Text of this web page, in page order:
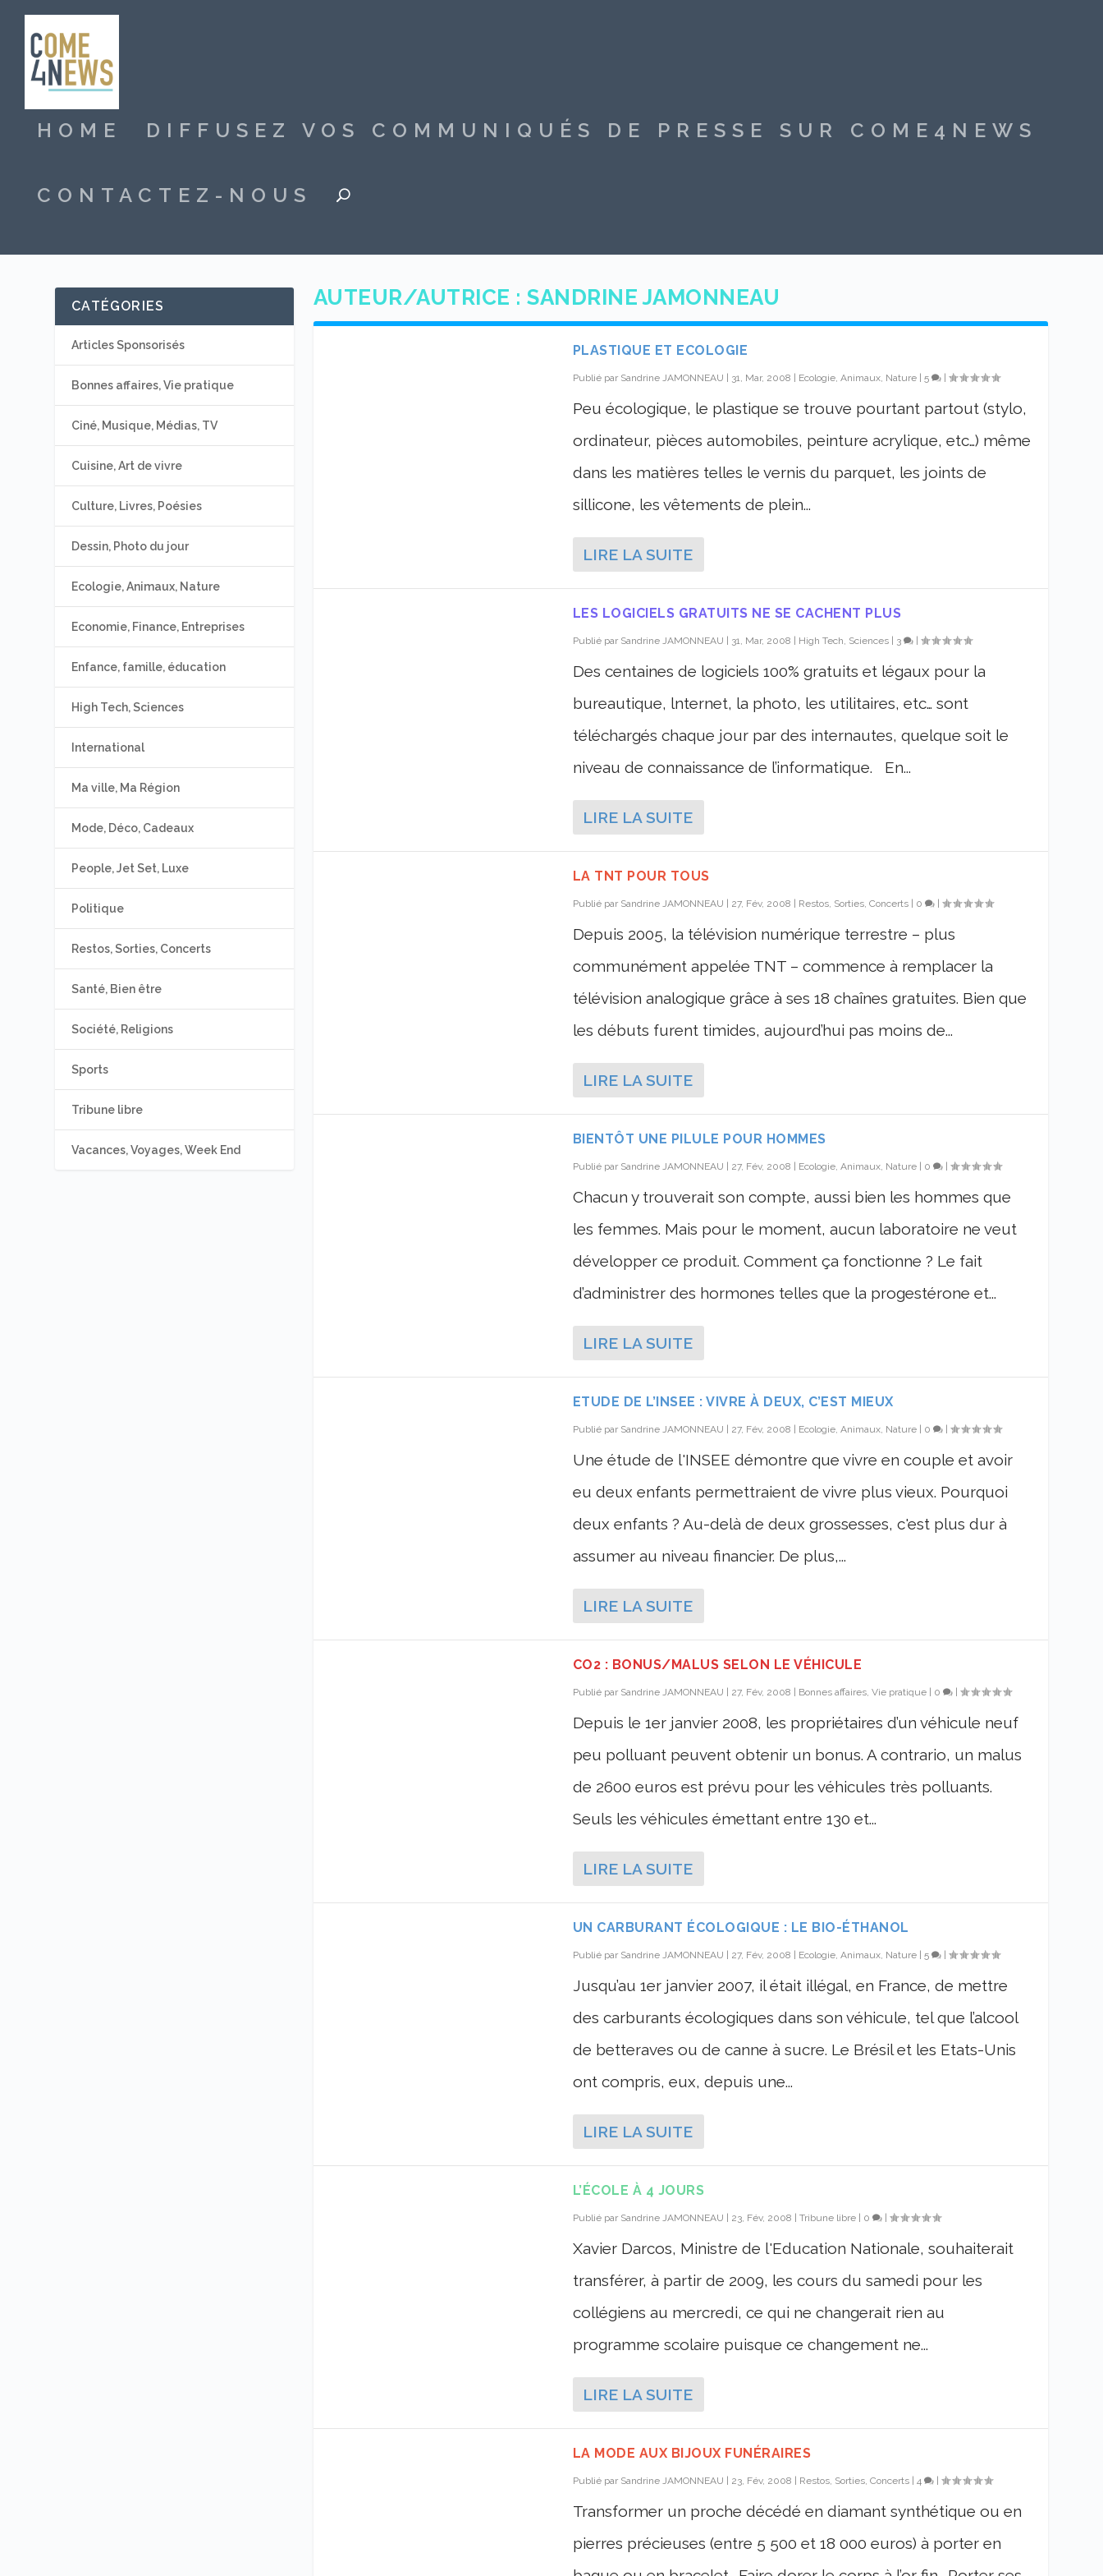
HOME DIFFUSEZ VOS COMMUNIQUÉS DE PRESSE SUR COME4NEWS
CONTACTEZ-NOUS
AUTEUR/AUTRICE :SANDRINE JAMONNEAU
PLASTIQUE ET ECOLOGIE
Publié par Sandrine JAMONNEAU 31, Mar, 2008 Ecologie, Animaux, Nature| 5 |
Peu écologique, le plastique se trouve pourtant partout (stylo,
ordinateur, pièces automobiles, peinture acrylique, etc…) même
dans les matières telles le vernis du parquet, les joints de
sillicone, les vêtements de plein...
LIRE LA SUITE
LES LOGICIELS GRATUITS NE SE CACHENT PLUS
Publié par Sandrine JAMONNEAU 31, Mar, 2008 High Tech, Sciences| 3 |
Des centaines de logiciels 100% gratuits et légaux pour la
bureautique, lnternet, la photo, les utilitaires, etc… sont
téléchargés chaque jour par des internautes, quelque soit le
niveau de connaissance de l’informatique. En...
LIRE LA SUITE
LA TNT POUR TOUS
Publié par Sandrine JAMONNEAU 27, Fév, 2008 Restos, Sorties, Concerts| 0 |
Depuis 2005, la télévision numérique terrestre – plus
communément appelée TNT – commence à remplacer la
télévision analogique grâce à ses 18 chaînes gratuites. Bien que
les débuts furent timides, aujourd’hui pas moins de...
LIRE LA SUITE
BIENTÔT UNE PILULE POUR HOMMES
Publié par Sandrine JAMONNEAU 27, Fév, 2008 Ecologie, Animaux, Nature| 0 |
Chacun y trouverait son compte, aussi bien les hommes que
les femmes. Mais pour le moment, aucun laboratoire ne veut
développer ce produit. Comment ça fonctionne ? Le fait
d’administrer des hormones telles que la progestérone et...
LIRE LA SUITE
ETUDE DE L’INSEE : VIVRE À DEUX, C’EST MIEUX
Publié par Sandrine JAMONNEAU 27, Fév, 2008 Ecologie, Animaux, Nature| 0 |
Une étude de l'INSEE démontre que vivre en couple et avoir
eu deux enfants permettraient de vivre plus vieux. Pourquoi
deux enfants ? Au-delà de deux grossesses, c'est plus dur à
assumer au niveau financier. De plus,...
LIRE LA SUITE
CO2 : BONUS/MALUS SELON LE VÉHICULE
Publié par Sandrine JAMONNEAU 27, Fév, 2008 Bonnes affaires, Vie pratique| 0 |
Depuis le 1er janvier 2008, les propriétaires d’un véhicule neuf
peu polluant peuvent obtenir un bonus. A contrario, un malus
de 2600 euros est prévu pour les véhicules très polluants.
Seuls les véhicules émettant entre 130 et...
LIRE LA SUITE
UN CARBURANT ÉCOLOGIQUE : LE BIO-ÉTHANOL
Publié par Sandrine JAMONNEAU 27, Fév, 2008 Ecologie, Animaux, Nature| 5 |
Jusqu’au 1er janvier 2007, il était illégal, en France, de mettre
des carburants écologiques dans son véhicule, tel que l’alcool
de betteraves ou de canne à sucre. Le Brésil et les Etats-Unis
ont compris, eux, depuis une...
LIRE LA SUITE
L’ÉCOLE À 4 JOURS
Publié par Sandrine JAMONNEAU 23, Fév, 2008 Tribune libre| 0 |
Xavier Darcos, Ministre de l'Education Nationale, souhaiterait
transférer, à partir de 2009, les cours du samedi pour les
collégiens au mercredi, ce qui ne changerait rien au
programme scolaire puisque ce changement ne...
LIRE LA SUITE
LA MODE AUX BIJOUX FUNÉRAIRES
Publié par Sandrine JAMONNEAU 23, Fév, 2008 Restos, Sorties, Concerts| 4 |
Transformer un proche décédé en diamant synthétique ou en
pierres précieuses (entre 5 500 et 18 000 euros) à porter en
CATÉGORIES
Articles Sponsorisés
Bonnes affaires, Vie pratique
Ciné, Musique, Médias, TV
Cuisine, Art de vivre
Culture, Livres, Poésies
Dessin, Photo du jour
Ecologie, Animaux, Nature
Economie, Finance, Entreprises
Enfance, famille, éducation
High Tech, Sciences
International
Ma ville, Ma Région
Mode, Déco, Cadeaux
People, Jet Set, Luxe
Politique
Restos, Sorties, Concerts
Santé, Bien être
Société, Religions
Sports
Tribune libre
Vacances, Voyages, Week End